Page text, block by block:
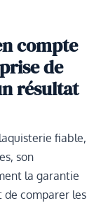
compte
de
résultat
fiable,
son
la garantie
comparer les